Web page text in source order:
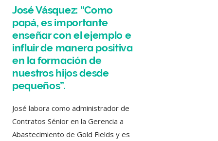
José Vásquez: “Como
papá, es importante
enseñar con el ejemplo e
influir de manera positiva
en la formación de
nuestros hijos desde
pequeños”.
José labora como administrador de
Contratos Sénior en la Gerencia a
Abastecimiento de Gold Fields y es